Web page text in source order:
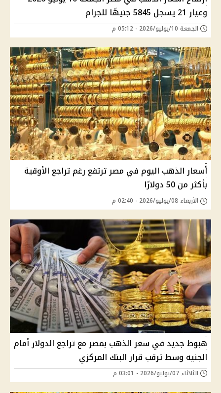
وعيار 21 يسجل 5845 جنيهًا للجرام
الجمعة 10/يوليو/2026 - 05:12 م
أسعار الذهب اليوم في مصر ترتفع رغم تراجع الأوقية
بأكثر من 50 دولارًا
الأربعاء 08/يوليو/2026 - 02:40 م
هبوط جديد في سعر الذهب بمصر مع تراجع الدولار أمام
الجنيه وسط ترقب قرار البنك المركزي
الثلاثاء 07/يوليو/2026 - 03:01 م